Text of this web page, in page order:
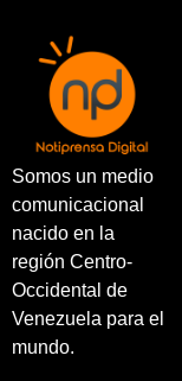
Somos un medio
comunicacional
nacido en la
región Centro-
Occidental de
Venezuela para el
mundo.